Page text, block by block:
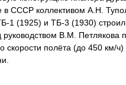
в СССР коллективом А.Н.
1 (1925) и ТБ-3 (1930)
В.М. Петлякова
полёта (до 450 км/ч)